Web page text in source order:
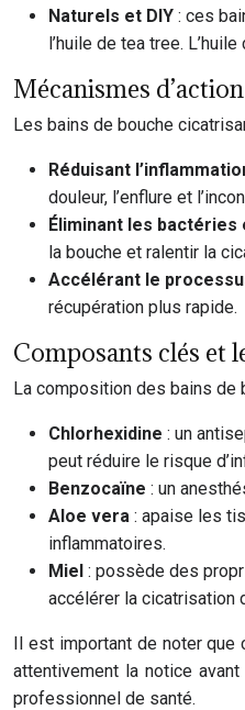
Naturels et DIY : ces
l’huile de tea tree.
Mécanismes d’action
Les bains de bouche
Réduisant
douleur, l’enflure et
Éliminant les bactéries
la bouche et ralentir la
Accélérant le
récupération plus rapide.
Composants clés et
La composition des bains de
Chlorhexidine : un
peut réduire le risque
Benzocaïne : un
Aloe vera : apaise les
inflammatoires.
Miel : possède des
accélérer la cicatrisation
Il est important de noter que
attentivement la notice
professionnel de santé.